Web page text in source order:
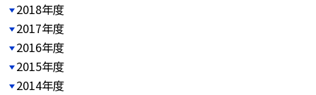
2018年度
2017年度
2016年度
2015年度
2014年度